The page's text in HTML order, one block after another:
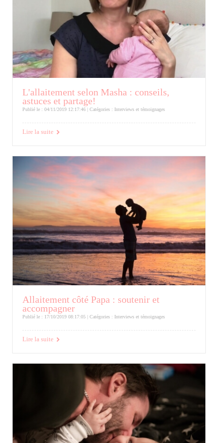
L'allaitement selon Masha : conseils,
astuces et partage!
Publié le : 04/11/2019 12:17:46 | Catégories : Interviews et témoignages
Lire la suite
Allaitement côté Papa : soutenir et
accompagner
Publié le : 17/10/2019 08:17:05 | Catégories : Interviews et témoignages
Lire la suite